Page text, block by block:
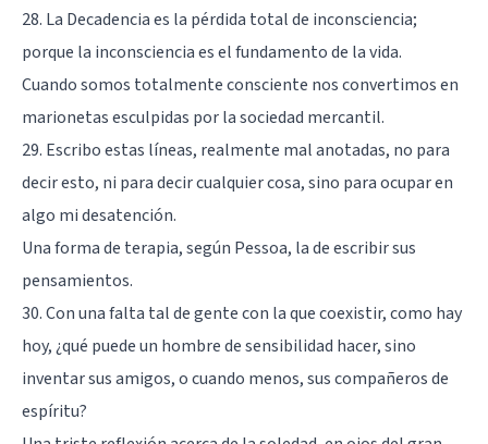
28. La Decadencia es la pérdida total de inconsciencia;
porque la inconsciencia es el fundamento de la vida.
Cuando somos totalmente consciente nos convertimos en
marionetas esculpidas por la sociedad mercantil.
29. Escribo estas líneas, realmente mal anotadas, no para
decir esto, ni para decir cualquier cosa, sino para ocupar en
algo mi desatención.
Una forma de terapia, según Pessoa, la de escribir sus
pensamientos.
30. Con una falta tal de gente con la que coexistir, como hay
hoy, ¿qué puede un hombre de sensibilidad hacer, sino
inventar sus amigos, o cuando menos, sus compañeros de
espíritu?